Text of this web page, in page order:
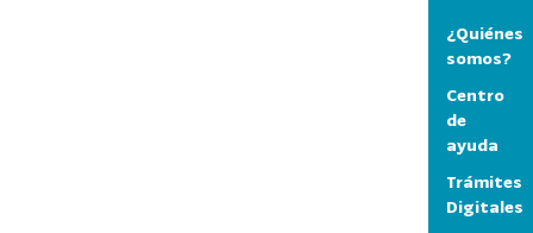
¿Quiénes
somos?
Centro
de
ayuda
Trámites
Digitales